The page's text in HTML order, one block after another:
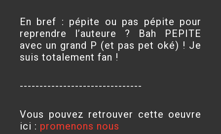
En bref : pépite ou pas pépite pour
reprendre l’auteure ? Bah PEPITE
avec un grand P (et pas pet oké) ! Je
suis totalement fan !
-------------------------------
Vous pouvez retrouver cette oeuvre
ici : promenons nous